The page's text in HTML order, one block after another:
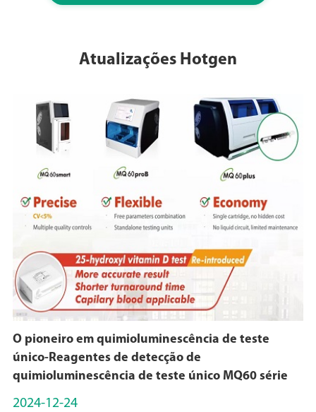
Atualizações Hotgen
O pioneiro em quimioluminescência de teste
único-Reagentes de detecção de
quimioluminescência de teste único MQ60 série
2024-12-24